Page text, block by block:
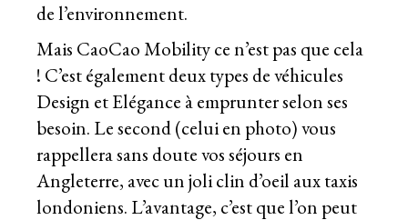
de l’environnement.
Mais CaoCao Mobility ce n’est pas que cela
! C’est également deux types de véhicules
Design et Elégance à emprunter selon ses
besoin. Le second (celui en photo) vous
rappellera sans doute vos séjours en
Angleterre, avec un joli clin d’oeil aux taxis
londoniens. L’avantage, c’est que l’on peut